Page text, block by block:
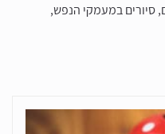
סיורים במעמקי הנפש,